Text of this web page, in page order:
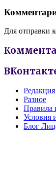
Для отправки
Редакция
Разное
Правила
Условия
Блог